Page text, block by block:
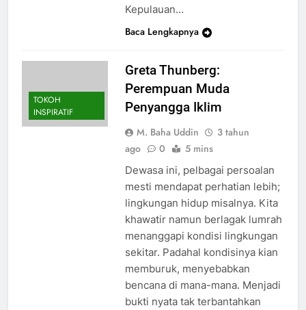
Kepulauan…
Baca Lengkapnya
TOKOH
INSPIRATIF
Greta Thunberg:
Perempuan Muda
Penyangga Iklim
M. Baha Uddin
3 tahun
ago
0 5 mins
Dewasa ini, pelbagai persoalan
mesti mendapat perhatian lebih;
lingkungan hidup misalnya. Kita
khawatir namun berlagak lumrah
menanggapi kondisi lingkungan
sekitar. Padahal kondisinya kian
memburuk, menyebabkan
bencana di mana-mana. Menjadi
bukti nyata tak terbantahkan